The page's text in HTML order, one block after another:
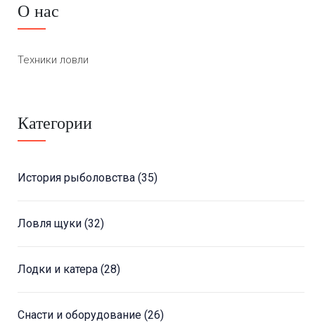
О нас
Техники ловли
Категории
История рыболовства (35)
Ловля щуки (32)
Лодки и катера (28)
Снасти и оборудование (26)